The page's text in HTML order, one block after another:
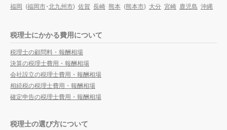
福岡 (福岡市・北九州市) 佐賀 長崎 熊本 (熊本市) 大分 宮崎 鹿児島 沖縄
税理士にかかる費用について
税理士の顧問料・報酬相場
決算の税理士費用・報酬相場
会社設立の税理士費用・報酬相場
相続税の税理士費用・報酬相場
確定申告の税理士費用・報酬相場
税理士の選び方について